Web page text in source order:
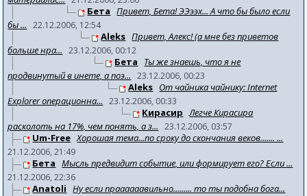
Бета Привет, Бета! ЭЭээх... А что бы было если
бы ...
22.12.2006, 12:54
Aleks Привет, Алекс! (а мне без приветов
больше нра...
23.12.2006, 00:12
Бета
Ты же знаешь, что я не
продвинутый в инете, а поэ...
23.12.2006, 00:23
Aleks От чайника чайнику: Internet
Explorer операционна...
23.12.2006, 00:33
Кирасир Легче Кирасира
расколоть на 17%, чем понять, а з...
23.12.2006, 03:57
Um-Free Хорошая тема...по сроку до скончания веков....... ...
21.12.2006, 21:49
Бета Мысль предвидит событие, или формирует его? Если ...
21.12.2006, 22:36
Anatoli Ну если праааааавильно......... то ты подобна бога...